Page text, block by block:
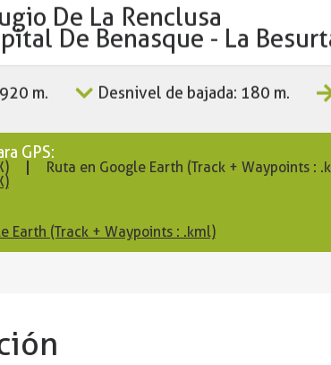
De La Renclusa
De Benasque - La
m. Desnivel de bajada: 180 m.
GPS:
Ruta en Google Earth (Track + Waypoints :
Earth (Track + Waypoints : .kml)